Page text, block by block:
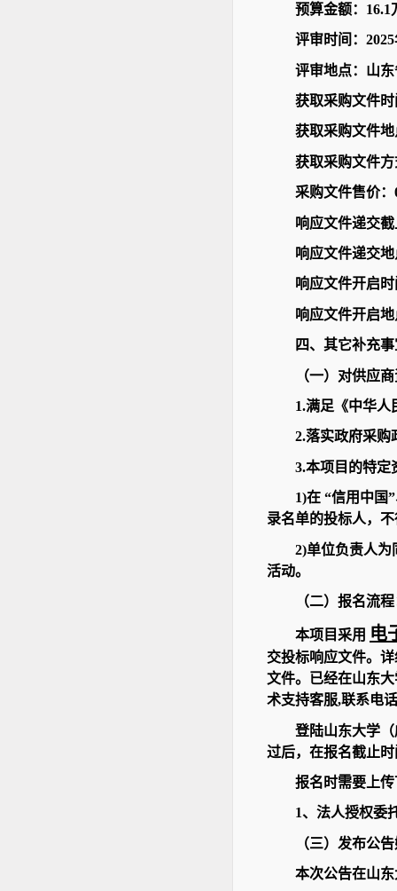
预算金额：16.1
评审时间：
评审地点：山
获取采购文件时
获取采购文件
获取采购文件
采购文件售价：
响应文件递交截
响应文件递交
响应文件开启时
响应文件开启
四、其它补充
（一）对供应
1.满足《中华人
2.落实政府采购
3.本项目的特定
1)在 “信用中国
录名单的投标人，
2)单位负责人
活动。
（二）报名流
本项目采用 电
交投标响应文件。
文件。已经在山东
术支持客服,联系电
登陆山东大学
过后，在报名截止
报名时需要上
1、法人授权委
（三）发布公
本次公告在山